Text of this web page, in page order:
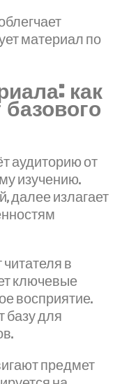
материал по
как
базового
аудиторию от
изучению.
далее излагает
в
ключевые
восприятие.
базу для
предмет